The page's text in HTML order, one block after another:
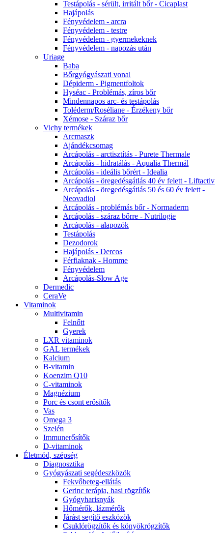
Testápolás - sérült, irritált bőr - Cicaplast
Hajápolás
Fényvédelem - arcra
Fényvédelem - testre
Fényvédelem - gyermekeknek
Fényvédelem - napozás után
Uriage
Baba
Bőrgyógyászati vonal
Dépiderm - Pigmentfoltok
Hyséac - Problémás, zíros bőr
Mindennapos arc- és testápolás
Toléderm/Roséliane - Érzékeny bőr
Xémose - Száraz bőr
Vichy termékek
Arcmaszk
Ajándékcsomag
Arcápolás - arctisztítás - Purete Thermale
Arcápolás - hidratálás - Aqualia Thermál
Arcápolás - ideális bőrért - Idealia
Arcápolás - öregedésgátlás 40 év felett - Liftactiv
Arcápolás - öregedésgátlás 50 és 60 év felett -
Neovadiol
Arcápolás - problémás bőr - Normaderm
Arcápolás - száraz bőrre - Nutrilogie
Arcápolás - alapozók
Testápolás
Dezodorok
Hajápolás - Dercos
Férfiaknak - Homme
Fényvédelem
Arcápolás-Slow Age
Dermedic
CeraVe
Vitaminok
Multivitamin
Felnőtt
Gyerek
LXR vitaminok
GAL termékek
Kalcium
B-vitamin
Koenzim Q10
C-vitaminok
Magnézium
Porc és csont erősítők
Vas
Omega 3
Szelén
Immunerősítők
D-vitaminok
Életmód, szépség
Diagnosztika
Gyógyászati segédeszközök
Fekvőbeteg-ellátás
Gerinc terápia, hasi rögzítők
Gyógyharisnyák
Hőmérők, lázmérők
Járást segítő eszközök
Csuklórögzítők és könyökrögzítők